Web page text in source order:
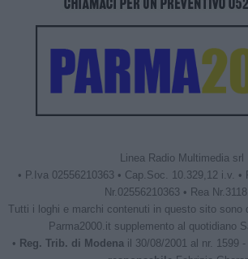
Linea Radio Multimedia srl
• P.Iva 02556210363 • Cap.Soc. 10.329,12 i.v. •
Nr.02556210363 • Rea
Tutti i loghi e marchi contenuti in questo sito sono
Parma2000.it supplemento al quotidiano
• Reg. Trib. di Modena il 30/08/2001 al nr. 1599 -